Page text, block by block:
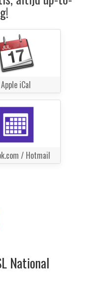
Apple iCal
/ Hotmail
National